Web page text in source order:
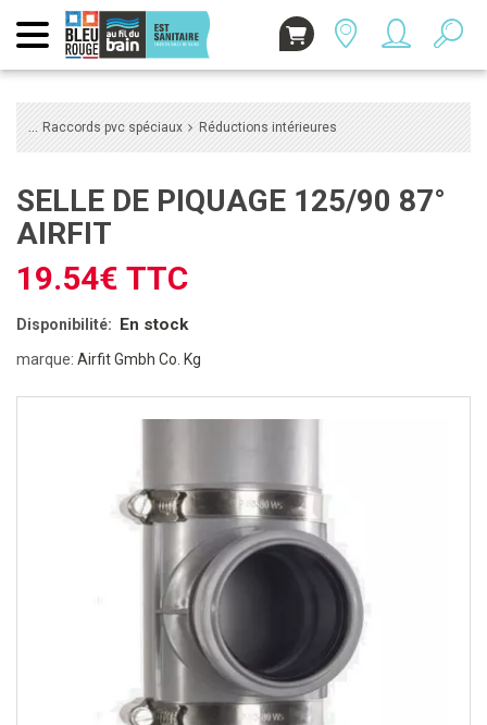
Raccords pvc spéciaux Réductions intérieures
SELLE DE PIQUAGE 125/90 87°
AIRFIT
19.54€ TTC
Disponibilité: En stock
marque: Airfit Gmbh Co. Kg